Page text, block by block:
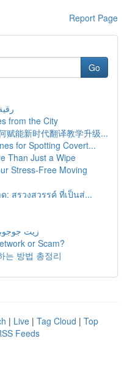
Report Page
Go
from the City
赋能新时代翻译教学升级...
for Spotting Covert...
Than Just a Wipe
Stress-Free Moving
: สรวงสวรรค์ ที่เป็นส่...
زيت
or Scam?
는 방법 총정리
| Live | Tag Cloud | Top
Feeds